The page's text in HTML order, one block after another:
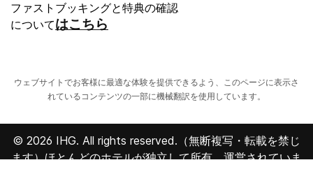
ファストブッキングと特典の確認
についてはこちら
ウェブサイトでお客様に最適な体験を提供できるよう、このページに表示さ
れているコンテンツの一部に機械翻訳を使用しています。
© 2026 IHG. All rights reserved.（無断複写・転載を禁じ
ます）ほとんどのホテルが独立して所有、運営されていま